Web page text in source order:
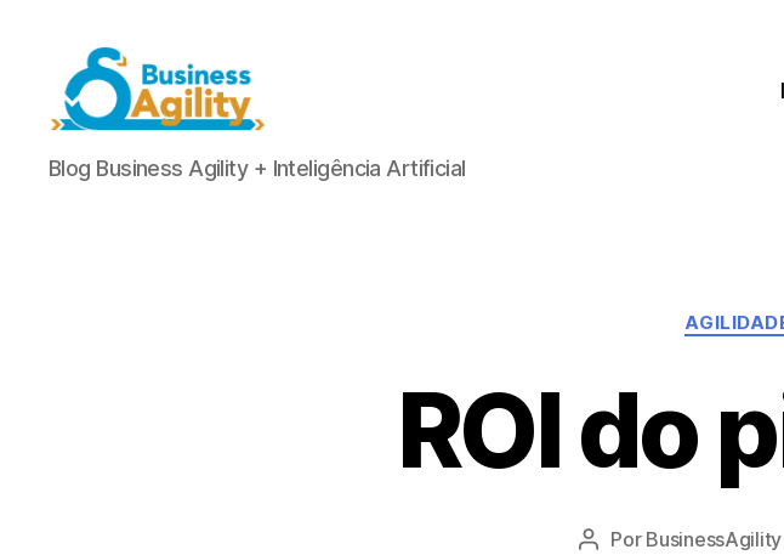
Agilidade
nos
Blog Business Agility + Inteligência Artificial
ROI do
Autor
Por BusinessAgility